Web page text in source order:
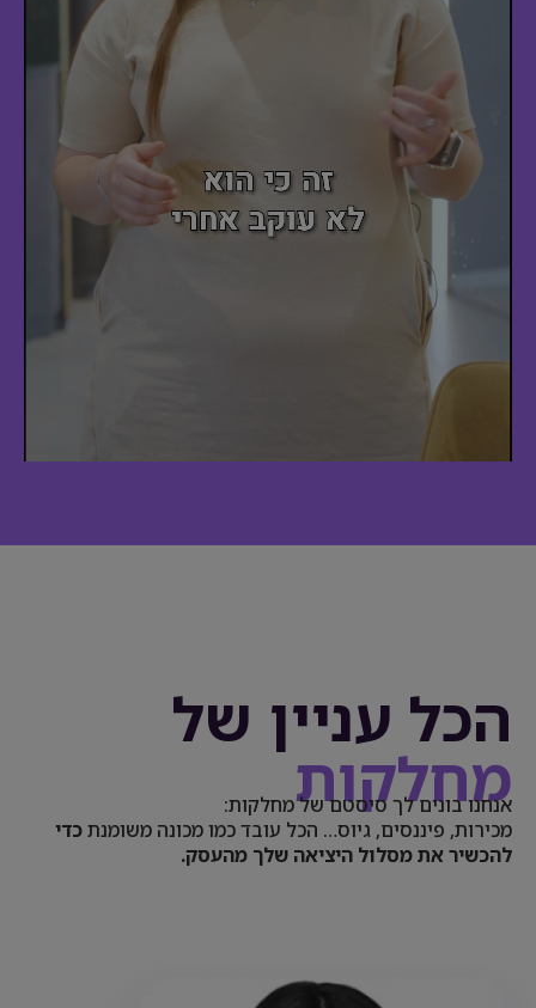
הכל עניין של
מחלקות
אנחנו בונים לך סיסטם של מחלקות:
מכירות, פיננסים, גיוס… הכל עובד כמו מכונה משומנתכדי
להכשיר את מסלול היציאה שלך מהעסק.